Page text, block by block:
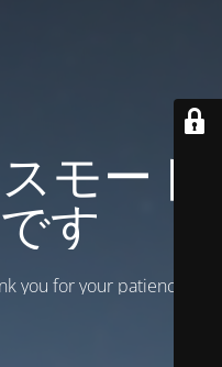
モード
す
you for your patience!